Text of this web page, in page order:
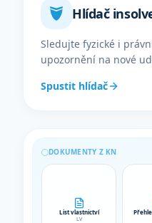
Hlídač
Sledujte fyzické i
upozornění na nové
Spustit hlídač
DOKUMENTY Z KN
List vlastnictví
LV